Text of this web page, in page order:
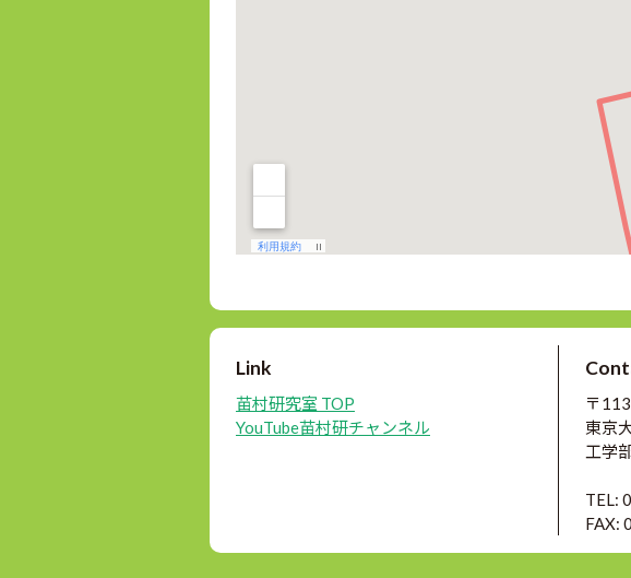
Link
苗村研究室 TOP
YouTube苗村研チャンネル
〒
東京
工学
TEL:
FAX: